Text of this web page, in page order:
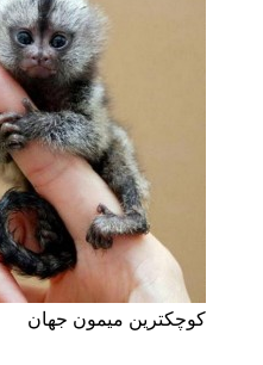
کوچکترین میمون جهان